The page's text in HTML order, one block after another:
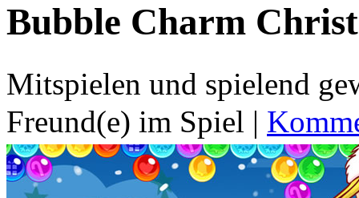
Bubble Charm
Mitspielen und spielend
Freund(e) im Spiel |